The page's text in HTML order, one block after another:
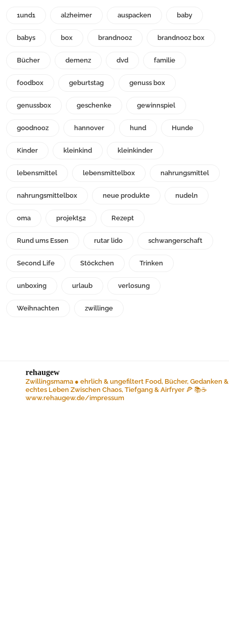
1und1 alzheimer auspacken baby
babys box brandnooz brandnooz box
Bücher demenz dvd familie
foodbox geburtstag genuss box
genussbox geschenke gewinnspiel
goodnooz hannover hund Hunde
Kinder kleinkind kleinkinder
lebensmittel lebensmittelbox nahrungsmittel
nahrungsmittelbox neue produkte nudeln
oma projekt52 Rezept
Rund ums Essen rutar lido schwangerschaft
Second Life Stöckchen Trinken
unboxing urlaub verlosung
Weihnachten zwillinge
rehaugew
Zwillingsmama ● ehrlich & ungefiltert Food, Bücher, Gedanken &
echtes Leben Zwischen Chaos, Tiefgang & Airfryer 🍕 📚☕️
www.rehaugew.de/impressum